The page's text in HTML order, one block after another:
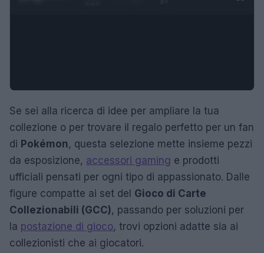
Se sei alla ricerca di idee per ampliare la tua
collezione o per trovare il regalo perfetto per un fan
di Pokémon, questa selezione mette insieme pezzi
da esposizione, accessori gaming e prodotti
ufficiali pensati per ogni tipo di appassionato. Dalle
figure compatte ai set del Gioco di Carte
Collezionabili (GCC), passando per soluzioni per
la postazione di gioco, trovi opzioni adatte sia ai
collezionisti che ai giocatori.